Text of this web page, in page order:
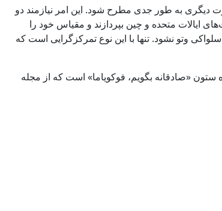
دیگری به طور جدی مطرح شود. این امر نیازمند دو
ایالات متحده و چین بپردازند و مقیاس خود را
وتو نشود. تنها با این نوع تمرکزگرایی است که
ستون «صادقانه بگویم، فوکویاما» است که از مجله